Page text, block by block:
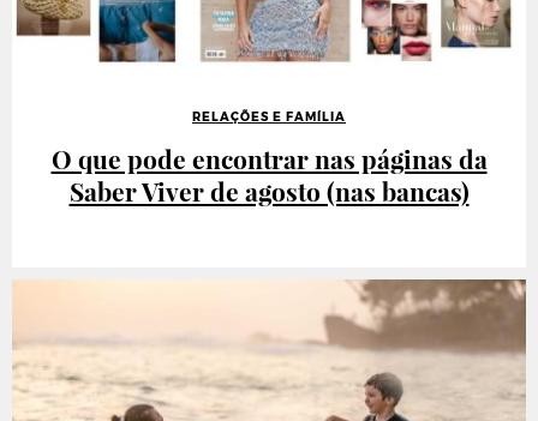
RELAÇÕES E FAMÍLIA
O que pode encontrar nas páginas da
Saber Viver de agosto (nas bancas)